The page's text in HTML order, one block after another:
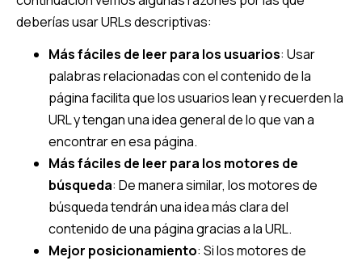
deberías usar URLs descriptivas:
Más fáciles de leer para los usuarios: Usar
palabras relacionadas con el contenido de la
página facilita que los usuarios lean y recuerden la
URL y tengan una idea general de lo que van a
encontrar en esa página.
Más fáciles de leer para los motores de
búsqueda: De manera similar, los motores de
búsqueda tendrán una idea más clara del
contenido de una página gracias a la URL.
Mejor posicionamiento: Si los motores de